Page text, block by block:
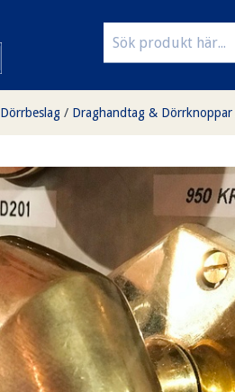
Dörrbeslag / Draghandtag & Dörrknoppar